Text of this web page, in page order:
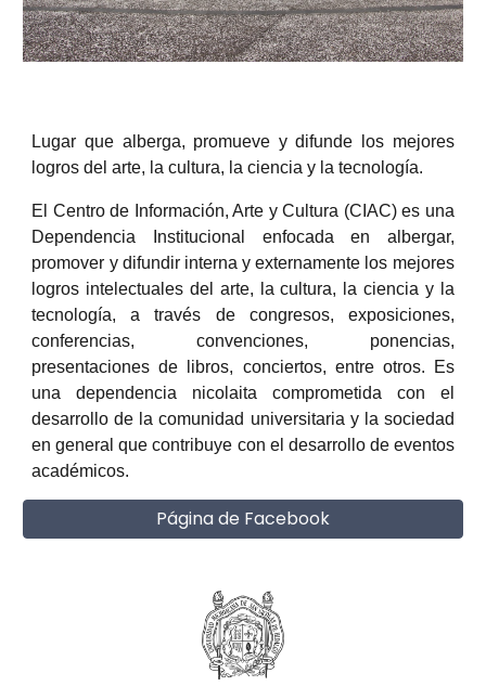
Lugar que alberga, promueve y difunde los mejores
logros del arte, la cultura, la ciencia y la tecnología.
El Centro de Información, Arte y Cultura (CIAC) es una
Dependencia Institucional enfocada en albergar,
promover y difundir interna y externamente los mejores
logros intelectuales del arte, la cultura, la ciencia y la
tecnología, a través de congresos, exposiciones,
conferencias, convenciones, ponencias,
presentaciones de libros, conciertos, entre otros. Es
una dependencia nicolaita comprometida con el
desarrollo de la comunidad universitaria y la sociedad
en general que contribuye con el desarrollo de eventos
académicos.
Página de Facebook